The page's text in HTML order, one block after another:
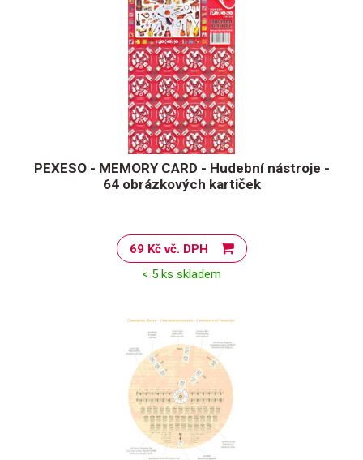
PEXESO - MEMORY CARD - Hudební nástroje -
64 obrázkových kartiček
69 Kč vč. DPH
< 5 ks skladem